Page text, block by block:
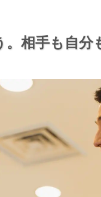
相手も自分